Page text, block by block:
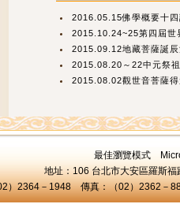
2016.05.15佛學概要十
2015.10.24~25第四屆世
2015.09.12地藏菩薩誕
2015.08.20～22中元祭
2015.08.02觀世音菩薩
最佳瀏覽模式
地址：106 台北市大安區羅斯
）2364－1948 傳真：（02）2362－